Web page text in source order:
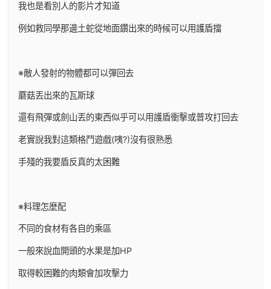
我也是看別人的影片才知道
例如救同學那邊土蛇從地面鑽出來的時候可以用護盾擋
※敵人發射的物體都可以彈回去
蘑菇丟出來的瓦斯球
還有飛彈或劍山丟的東西似乎可以用護盾衝擊或普攻打回去
老實說我對這類格鬥遊戲(咦?)沒有很熟悉
手殘的我要盾反真的太困難
※料理怎麼配
不同的食材有各自的乘區
一般來說血開頭的水果是加HP
取得較困難的肉類會加攻擊力